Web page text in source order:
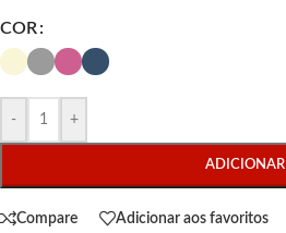
COR
- +
ADICIONAR
Compare Adicionar aos favoritos